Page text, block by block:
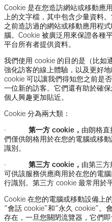
Cookie 是在您造訪網站或移動應
上的文字檔，其中包含少量資料
之前造訪過的網站或移動應用程
腦。Cookie 被廣泛用來保證各種
平台所有者提供資料。
我們使用 cookie 的目的是（比如
強化訪客的線上體驗，以及更好
cookie 可以讓我們得知您之前是
一位新的訪客。它們還有助於確
個人興趣更加貼近。
Cookie 分為兩大類：
· 第一方 cookie， 由朗格
們僅供朗格用於在您的電腦或移
識別。
· 第三方 cookie， 由第三
可供該服務供應商用於在您的電
行識別。第三方 cookie 最常用於
Cookie 在您的電腦或移動設備上
“會話 cookie”和“永久 cookie”。
存在，一旦您關閉流覽器，它們